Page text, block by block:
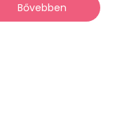
Bővebben